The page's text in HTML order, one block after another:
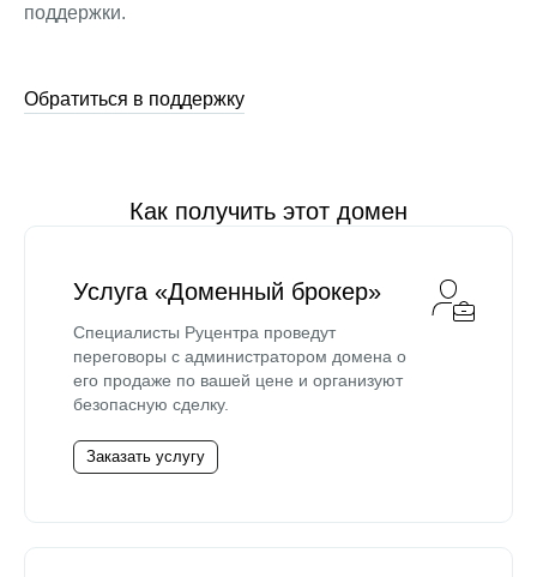
поддержки.
Обратиться в поддержку
Как получить этот домен
Услуга «Доменный брокер»
Специалисты Руцентра проведут
переговоры с администратором домена о
его продаже по вашей цене и организуют
безопасную сделку.
Заказать услугу